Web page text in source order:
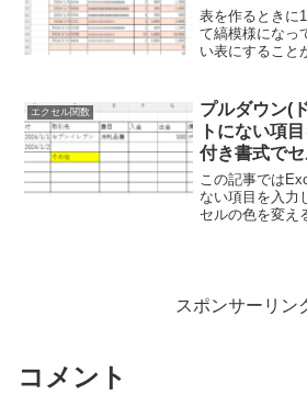
表を作るときに
て縞模様になっ
い表にすること
方法を3つご紹
能を使う方法テ
ブルにしたい表
セルを選択して
エクセル関数
プルダウン(
トにない項
付き書式で
Excel(エクセ
この記事では
ない項目を入力
セルの色を変え
VLOOKUP関数
悩んでいませ
スポンサーリン
コメント